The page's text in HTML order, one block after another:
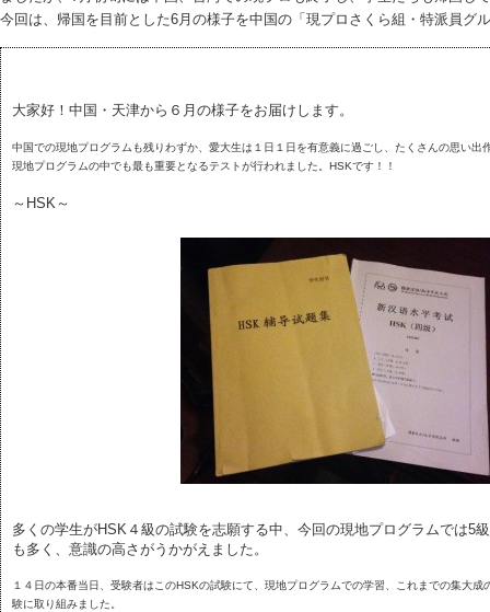
今回は、帰国を目前とした6月の様子を中国の「現プロさくら組・特派員グ
大家好！中国・天津から６月の様子をお届けします。
中国での現地プログラムも残りわずか、愛大生は１日１日を有意義に過ごし、たくさんの思い出
現地プログラムの中でも最も重要となるテストが行われました。HSKです！！
～HSK～
多くの学生がHSK４級の試験を志願する中、今回の現地プログラムでは5
も多く、意識の高さがうかがえました。
１４日の本番当日、受験者はこのHSKの試験にて、現地プログラムでの学習、これまでの集大成
験に取り組みました。